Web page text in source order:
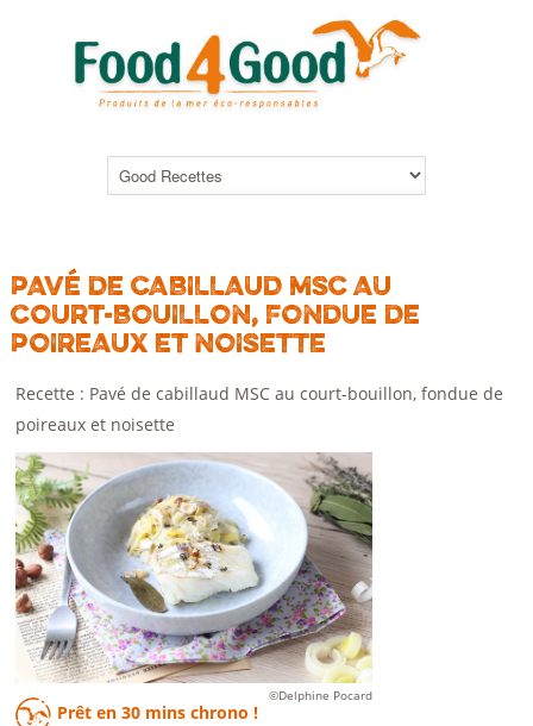
PAVÉ DE CABILLAUD MSC AU
COURT-BOUILLON, FONDUE DE
POIREAUX ET NOISETTE
Recette : Pavé de cabillaud MSC au court-bouillon, fondue de
poireaux et noisette
©Delphine Pocard
Prêt en30 mins chrono !